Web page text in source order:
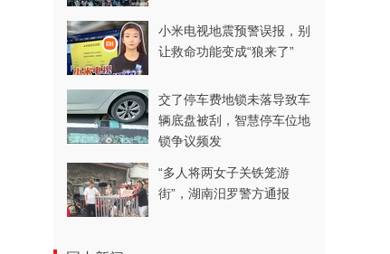
小米电视地震预警误报，别
让救命功能变成“狼来了”
交了停车费地锁未落导致车
辆底盘被刮，智慧停车位地
锁争议频发
“多人将两女子关铁笼游
街”，湖南汨罗警方通报